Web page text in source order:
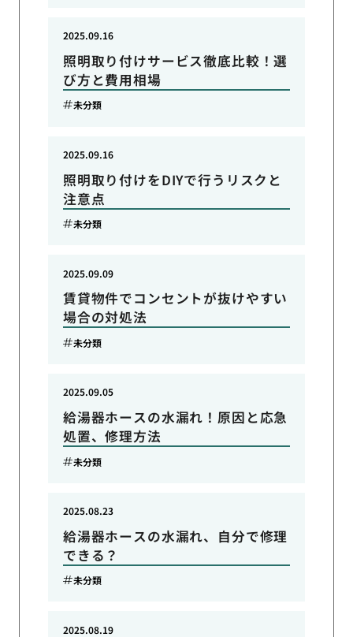
照明取り付けサービス徹底比較！選
び方と費用相場
2025.09.16
未分類
照明取り付けをDIYで行うリスクと
注意点
2025.09.16
未分類
賃貸物件でコンセントが抜けやすい
場合の対処法
2025.09.09
未分類
給湯器ホースの水漏れ！原因と応急
処置、修理方法
2025.09.05
未分類
給湯器ホースの水漏れ、自分で修理
できる？
2025.08.23
未分類
2025.08.19